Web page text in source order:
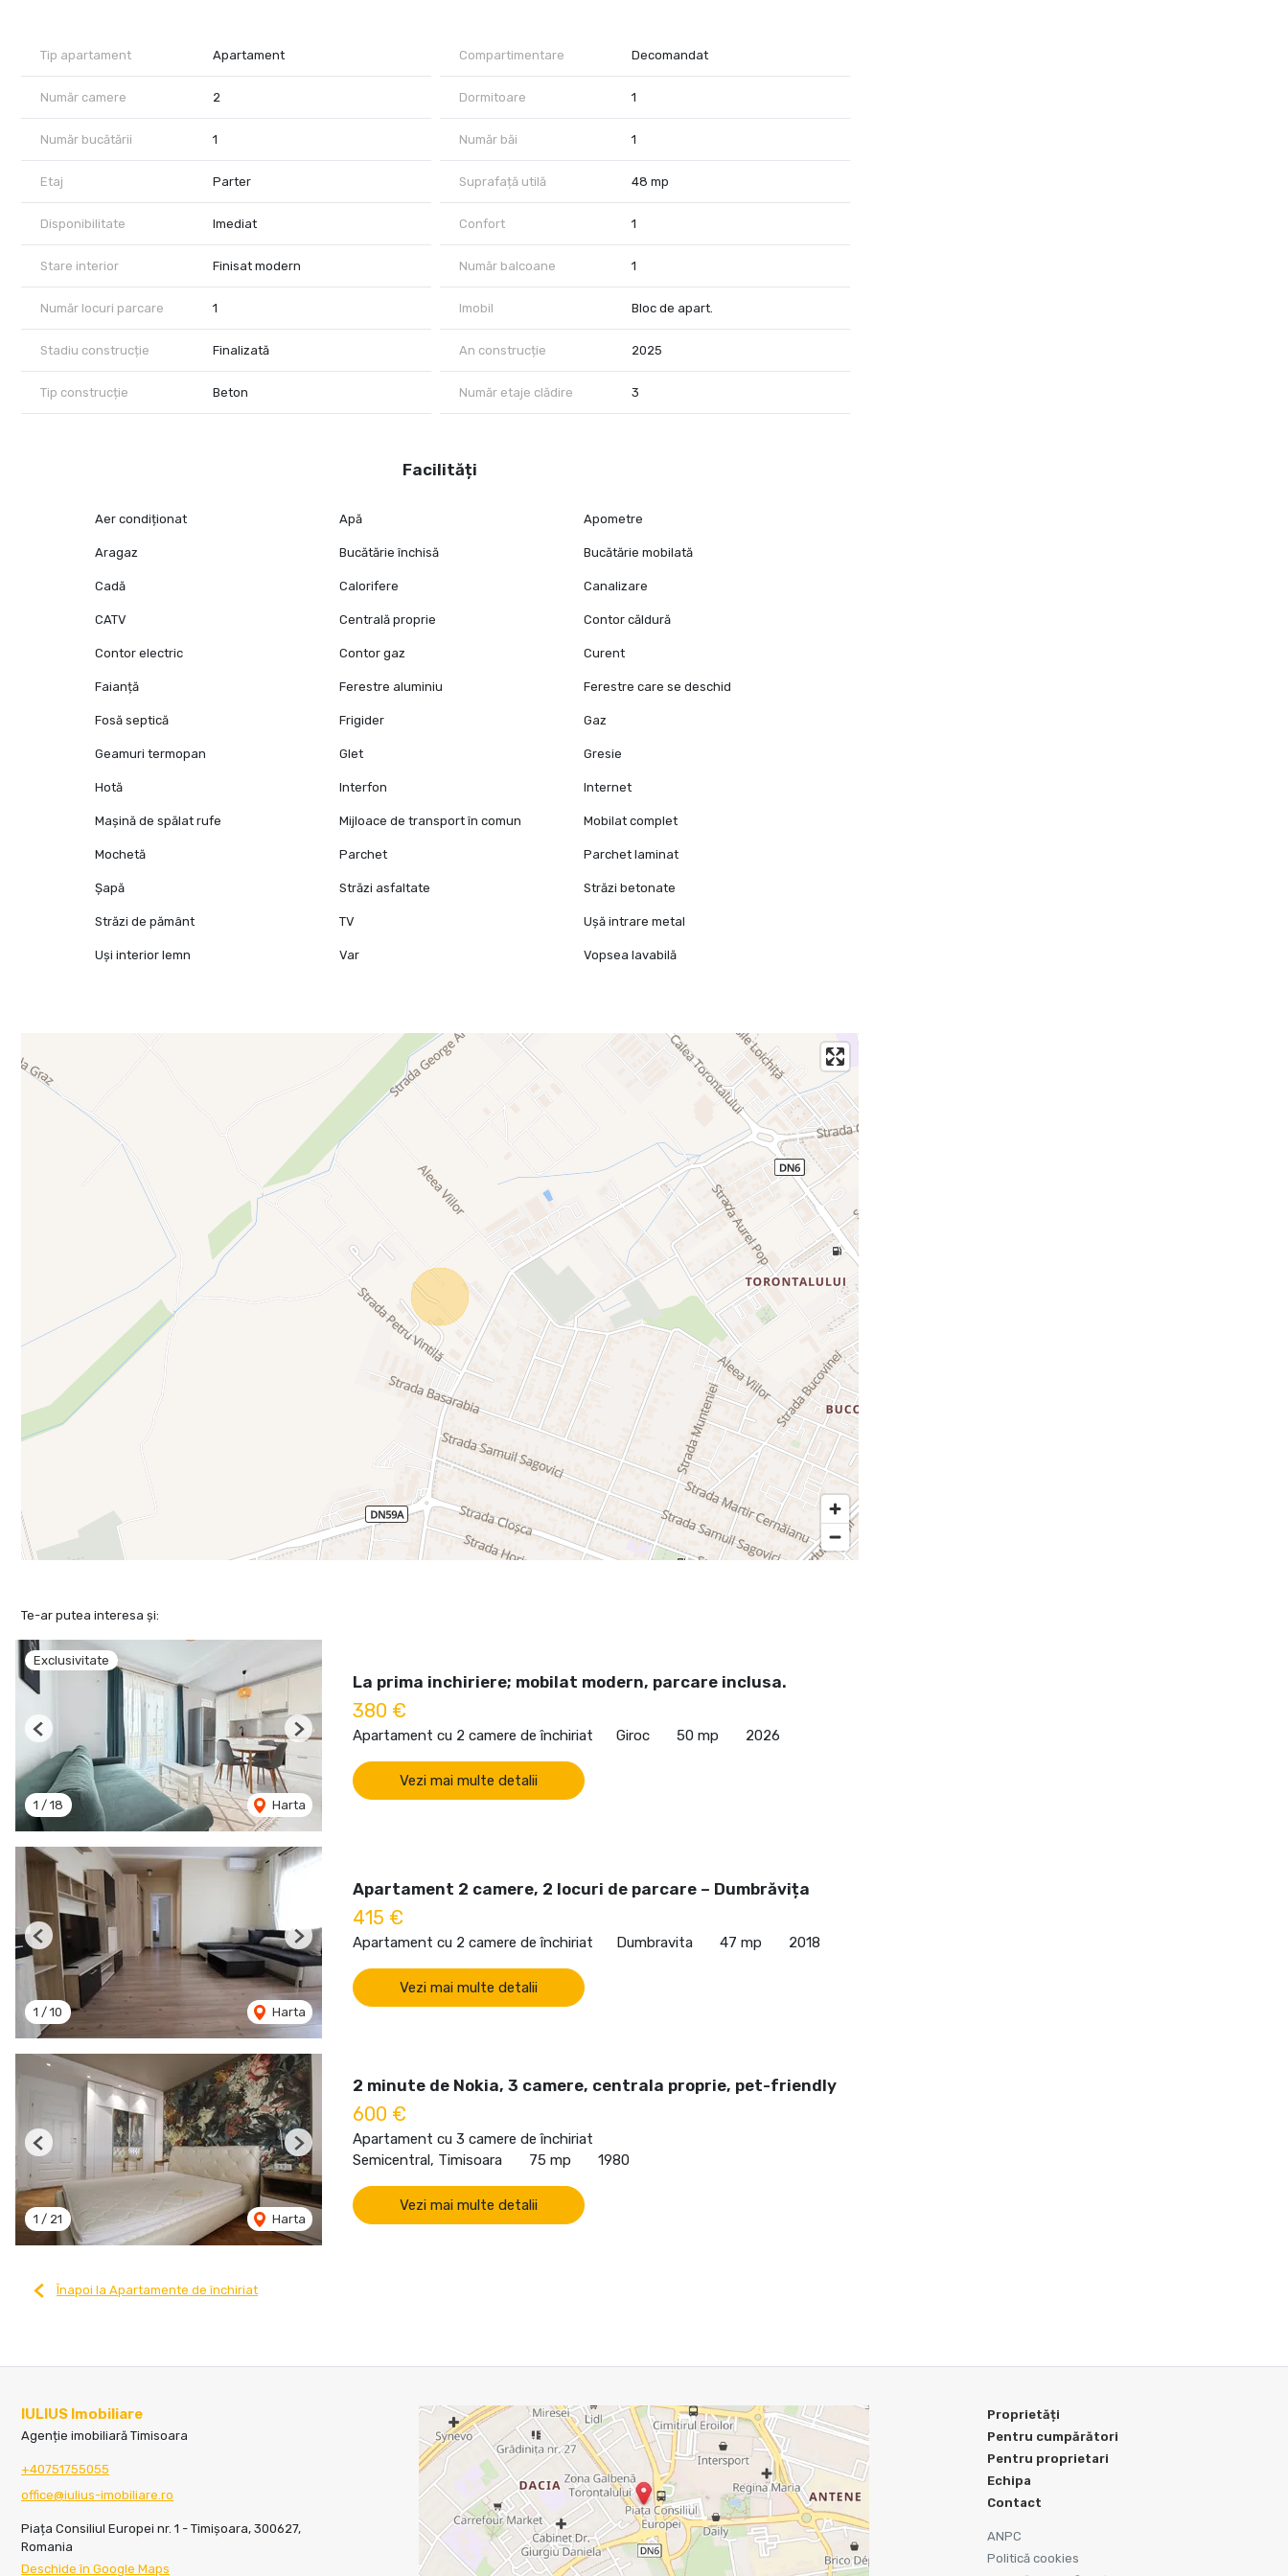
- Utilat cu electrocasnice noi, de buna calitate: frigider, plita, cuptor, hota, masina de spalat rufe, televizor
Animalele de companie nu sunt acceptate . Chirie + Garantie, Cu contract inregistrat la ANAF
Auchan nord, Hornbach, Selgros, 10 minute distanta fata de Iuliul Mall si centrul orasului
Disponibil imediat
Tip apartament Apartament Compartimentare Decomandat
Număr camere 2 Dormitoare 1
Număr bucătării 1 Număr băi 1
Etaj Parter Suprafață utilă 48 mp
Disponibilitate Imediat Confort 1
Stare interior Finisat modern Număr balcoane 1
Număr locuri parcare 1 Imobil Bloc de apart.
Stadiu construcție Finalizată An construcție 2025
Tip construcție Beton Număr etaje clădire 3
Facilități
Aer condiționat Apă Apometre
Aragaz Bucătărie închisă Bucătărie mobilată
Cadă Calorifere Canalizare
CATV Centrală proprie Contor căldură
Contor electric Contor gaz Curent
Faianță Ferestre aluminiu Ferestre care se deschid
Fosă septică Frigider Gaz
Geamuri termopan Glet Gresie
Hotă Interfon Internet
Mașină de spălat rufe Mijloace de transport în comun Mobilat complet
Mochetă Parchet Parchet laminat
Șapă Străzi asfaltate Străzi betonate
Străzi de pământ TV Ușă intrare metal
Uși interior lemn Var Vopsea lavabilă
Te-ar putea interesa și:
Exclusivitate
1 / 18 Harta
Previous Next
La prima inchiriere; mobilat modern, parcare inclusa.
380 €
Apartament cu 2 camere de închiriat Giroc 50 mp 2026
Vezi mai multe detalii
1 / 10 Harta
Previous Next
Apartament 2 camere, 2 locuri de parcare – Dumbrăvița
415 €
Apartament cu 2 camere de închiriat Dumbravita 47 mp 2018
Vezi mai multe detalii
1 / 21 Harta
Previous Next
2 minute de Nokia, 3 camere, centrala proprie, pet-friendly
600 €
Apartament cu 3 camere de închiriat
Semicentral, Timisoara
75 mp 1980
Vezi mai multe detalii
Înapoi la Apartamente de închiriat
IULIUS Imobiliare
Agenție imobiliară Timisoara
+40751755055
office@iulius-imobiliare.ro
Piața Consiliul Europei nr. 1 - Timișoara, 300627,
Romania
Deschide în Google Maps
Proprietăți
Pentru cumpărători
Pentru proprietari
Echipa
Contact
ANPC
Politică cookies